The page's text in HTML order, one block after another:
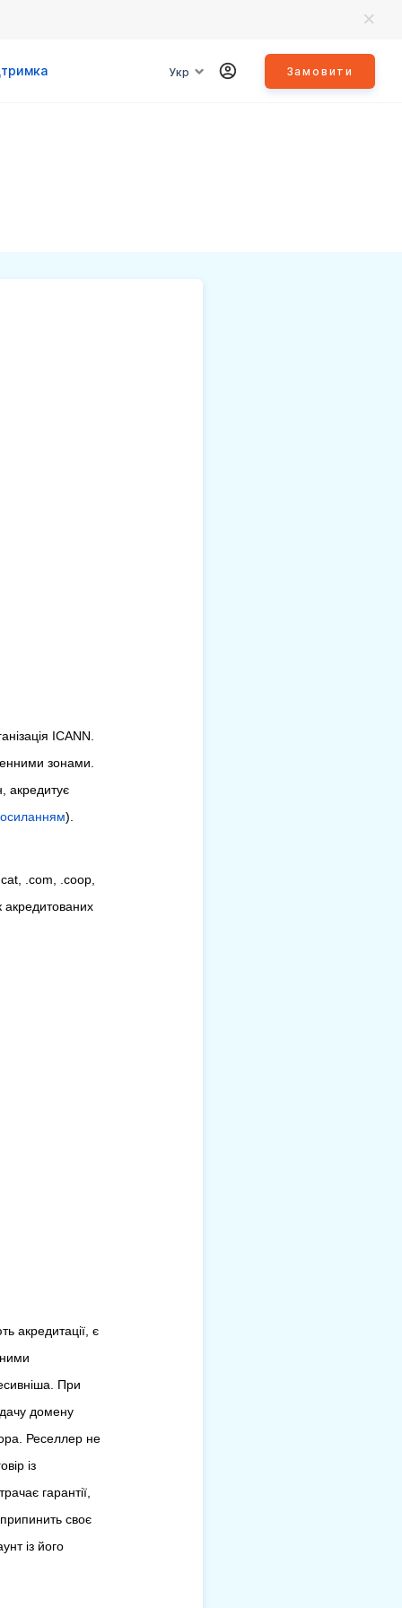
Укр Замовити
ICANN.
зонами.
акредитує
).
.com, .coop,
акредитації, є
При
домену
Реселлер не
із
гарантії,
своє
із його